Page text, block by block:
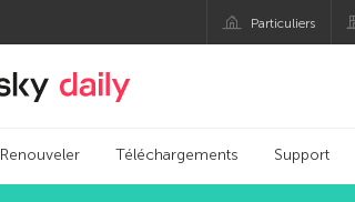
Particuliers
Blog officiel de Kaspersky
Renouveler Téléchargements Support